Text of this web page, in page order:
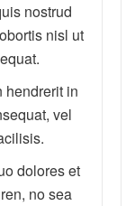
nostrud
nisl ut
hendrerit in
vel
dolores et
no sea